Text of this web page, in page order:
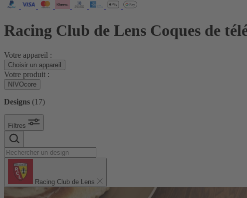
Racing Club de Lens Coques de
Votre appareil :
Choisir un appareil
Votre produit :
NIVOcore
Designs (17)
Filtres
Racing Club de Lens